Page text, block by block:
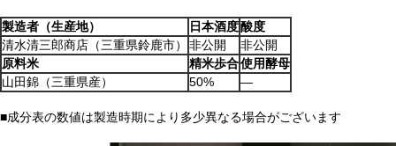
製造者（生産地） 日本酒度酸度
清水清三郎商店（三重県鈴鹿市）
非公開
非公開
原料米
精米歩合使用酵母
山田錦（三重県産）
50% ―
■成分表の数値は製造時期により多少異なる場合がございます